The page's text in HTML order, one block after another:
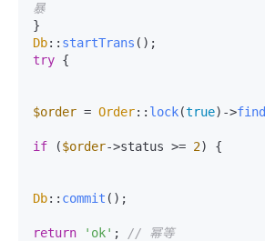
暴
Db:: startTrans
try {
$order = Order:: lock(true)->find
if ($order->status >= 2) {
Db:: commit ();
return 'ok' ; // 幂等